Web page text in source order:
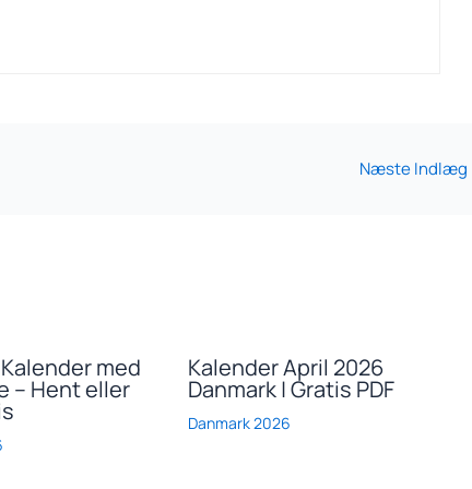
Næste Indlæg
med
– Hent eller
Kalender April 2026
Danmark | Gratis PDF
Danmark 2026